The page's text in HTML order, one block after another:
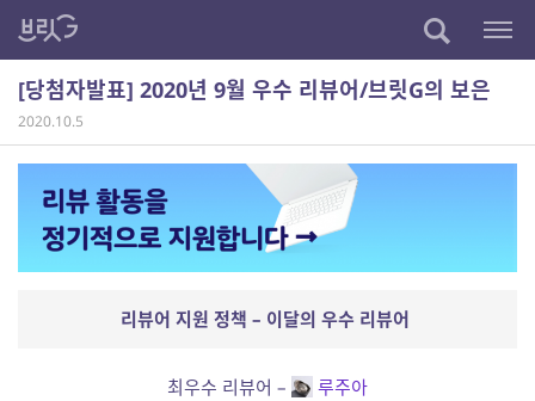
[당첨자발표] 2020년 9월 우수 리뷰어/브릿G의 보은
2020.10.5
리뷰어 지원 정책 – 이달의 우수 리뷰어
최우수 리뷰어 – 루주아